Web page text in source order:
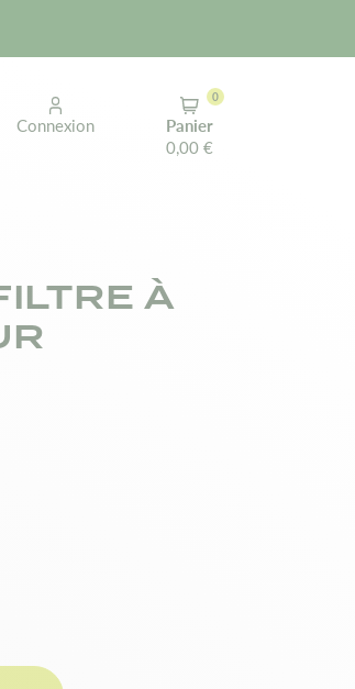
Connexion
Panier
0,00 €
0
À